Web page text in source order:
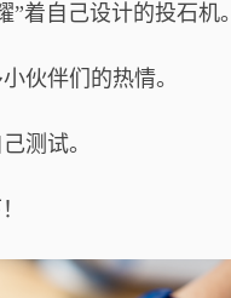
着自己设计的投石机。
伙伴们的热情。
测试。